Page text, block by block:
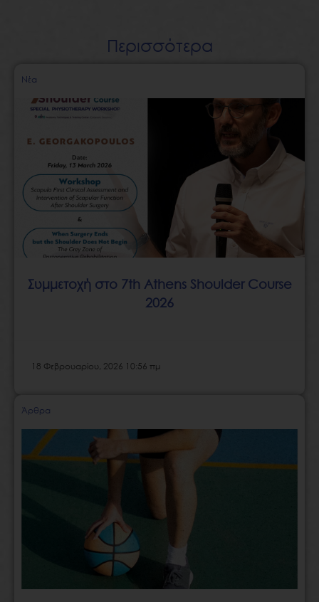
Περισσότερα
Νέα
Συμμετοχή στο 7th Athens Shoulder Course
2026
18 Φεβρουαρίου, 2026 10:56 πμ
Άρθρα